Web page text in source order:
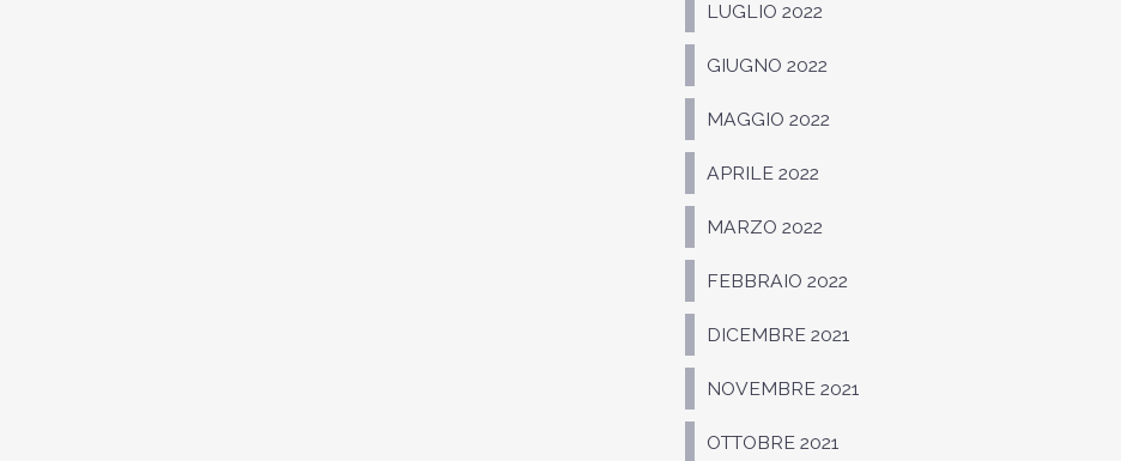
LUGLIO 2022
GIUGNO 2022
MAGGIO 2022
APRILE 2022
MARZO 2022
FEBBRAIO 2022
DICEMBRE 2021
NOVEMBRE 2021
OTTOBRE 2021